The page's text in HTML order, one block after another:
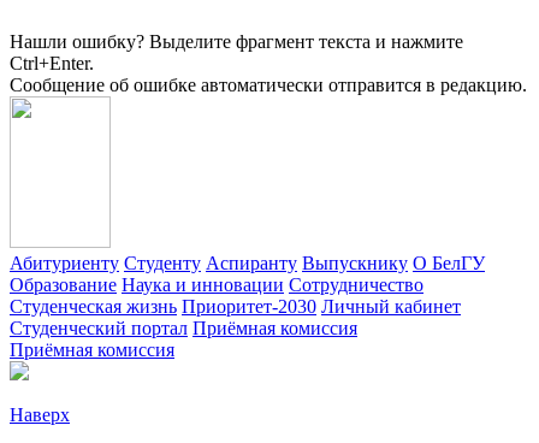
Нашли ошибку? Выделите фрагмент текста и нажмите
Ctrl+Enter.
Сообщение об ошибке автоматически отправится в редакцию.
Абитуриенту Студенту Аспиранту Выпускнику О БелГУ
Образование Наука и инновации Сотрудничество
Студенческая жизнь Приоритет-2030 Личный кабинет
Студенческий портал Приёмная комиссия
Приёмная комиссия
Наверх